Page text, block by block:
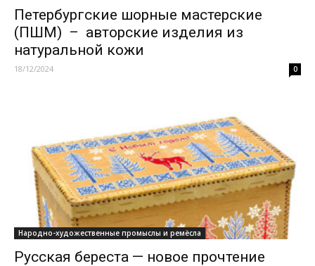
Петербургские шорные мастерские
(ПШМ) – авторские изделия из
натуральной кожи
18/12/2024 0
Народно-художественные промыслы и ремёсла
Русская береста — новое прочтение